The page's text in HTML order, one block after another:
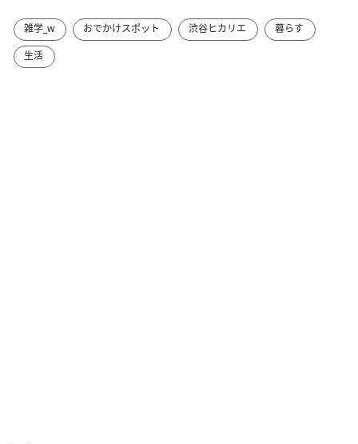
雑学_w おでかけスポット 渋谷ヒカリエ
暮らす
生活